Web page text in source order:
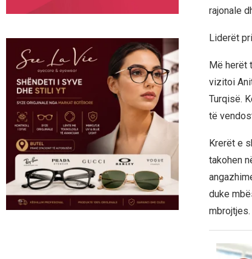
rajonale
Liderët
Më herët
vizitoi
Turqisë.
të
Krerët e
takohen
duke
mbrojtjes.